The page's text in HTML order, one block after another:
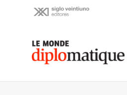
Le monde diplomatique